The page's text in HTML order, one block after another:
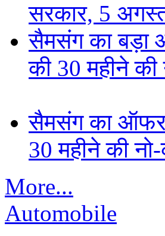
सरकार, 5
सैमसंग का बड़ा
की 30 महीने
सैमसंग का ऑफर
30 महीने की
More...
Automobile